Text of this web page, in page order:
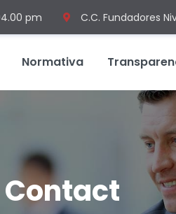
pm C.C. Fundadores
Normativa
Contact